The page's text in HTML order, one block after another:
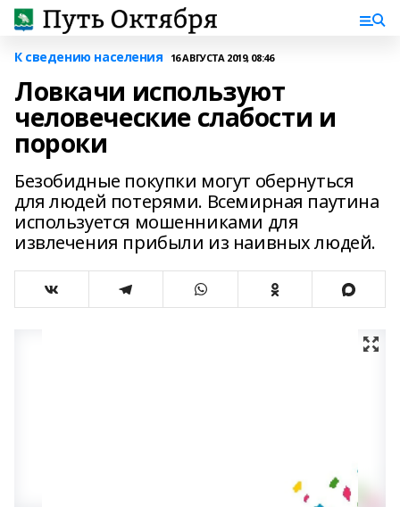
К сведению населения 16 АВГУСТА 2019, 08:46
Ловкачи используют
человеческие слабости и
пороки
Безобидные покупки могут обернуться
для людей потерями. Всемирная паутина
используется мошенниками для
извлечения прибыли из наивных людей.